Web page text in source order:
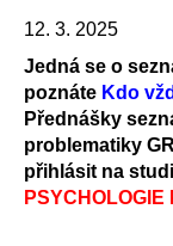
12. 3. 2025
Jedná se o
poznáte Kdo
Přednášky
problematiky
přihlásit na
PSYCHOLOGIE